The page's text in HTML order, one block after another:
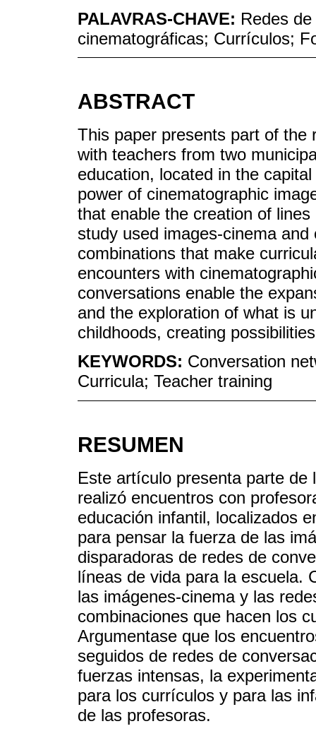
PALAVRAS-CHAVE: Redes
cinematográficas; Currículos;
ABSTRACT
This paper presents part of the
with teachers from two
education, located in the
power of cinematographic
that enable the creation of
study used images-cinema
combinations that make
encounters with
conversations enable the
and the exploration of what is
childhoods, creating
KEYWORDS: Conversation
Curricula; Teacher training
RESUMEN
Este artículo presenta parte de
realizó encuentros con
educación infantil, localizados
para pensar la fuerza de las
disparadoras de redes de
líneas de vida para la escuela.
las imágenes-cinema y las
combinaciones que hacen los
Argumentase que los
seguidos de redes de
fuerzas intensas, la
para los currículos y para las
de las profesoras.